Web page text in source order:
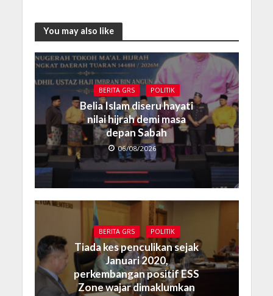
You may also like
BERITA GRS POLITIK
Belia Islam diseru hayati
nilai hijrah demi masa
depan Sabah
06/08/2026
BERITA GRS POLITIK
Tiada kes penculikan sejak
Januari 2020,
perkembangan positif ESS
Zone wajar dimaklumkan